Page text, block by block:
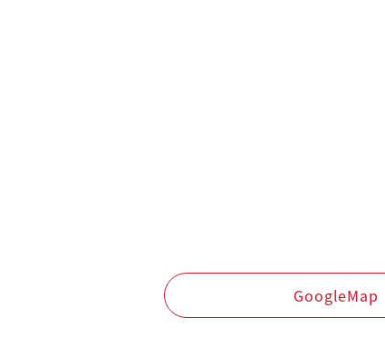
GoogleMap